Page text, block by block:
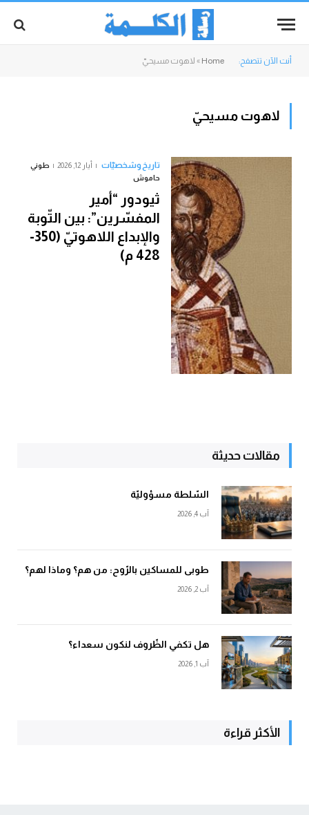
أنت الآن تتصفح: Home
» لاهوت مسيحيّ
لاهوت مسيحيّ
تاريخ وشخصيّات أيار 12, 2026
طوني
حاموش
ثيودور “أمير
المفسّرين”: بين التّوبة
والإبداع اللاهوتيّ (350-
428 م)
مقالات حديثة
السّلطة مسؤوليّة
آب 4, 2026
طوبى للمساكين بالرّوح: من هم؟ وماذا لهم؟
آب 2, 2026
هل تكفي الظّروف لنكون سعداء؟
آب 1, 2026
الأكثر قراءة